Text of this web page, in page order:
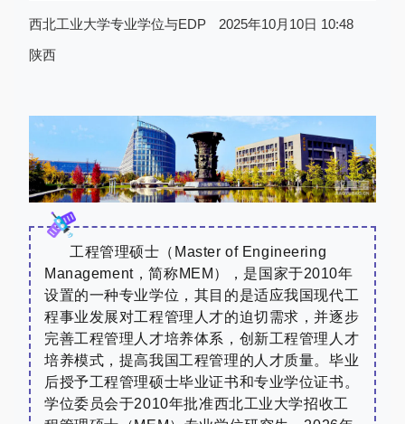
西北工业大学专业学位与EDP 2025年10月10日 10:48
陕西
工程管理硕士（ Master of Engineering
Management，简称MEM ），是国家于2010年
设置的一种专业学位，其目的是适应我国现代工
程事业发展对工程管理人才的迫切需求，并逐步
完善工程管理人才培养体系，创新工程管理人才
培养模式，提高我国工程管理的人才质量。毕业
后授予工程管理硕士毕业证书和专业学位证书。
学位委员会于2010年批准西北工业大学招收工